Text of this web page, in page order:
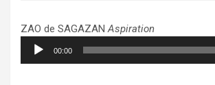
ZAO de SAGAZANAspiration
Lecteur
audio
00:00